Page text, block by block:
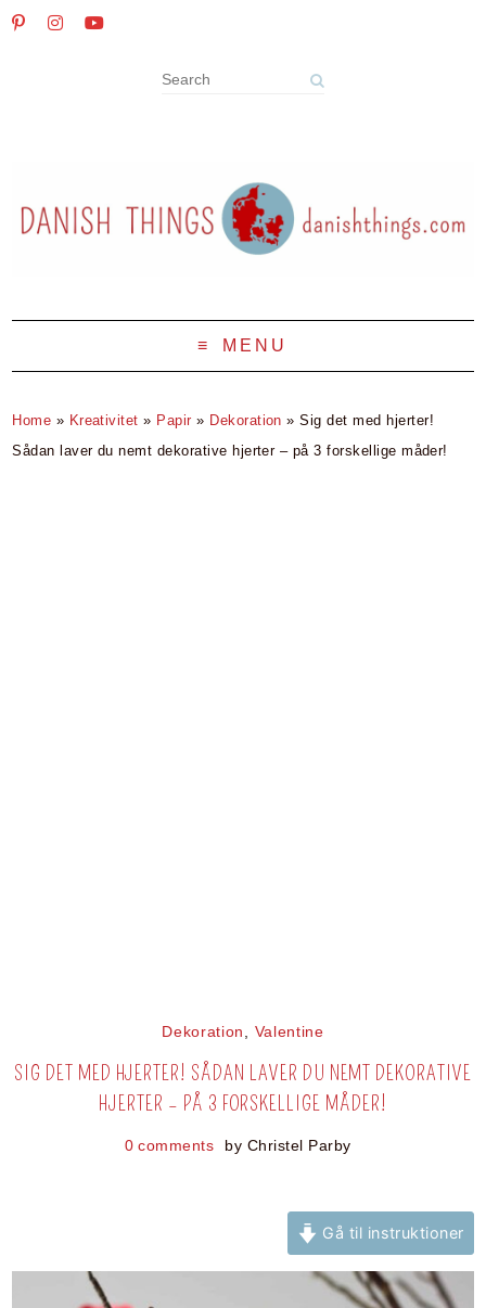
MENU
Home » Kreativitet » Papir » Dekoration »Sig det med hjerter!
Sådan laver du nemt dekorative hjerter – på 3 forskellige måder!
Dekoration , Valentine
SIG DET MED HJERTER! SÅDAN LAVER DU NEMT DEKORATIVE
HJERTER – PÅ 3 FORSKELLIGE MÅDER!
0 comments by Christel Parby
Gå til instruktioner